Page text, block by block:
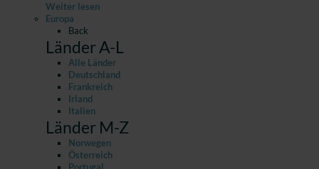
Weiter lesen
Europa
Back
Länder A-L
Alle Länder
Deutschland
Frankreich
Irland
Italien
Länder M-Z
Norwegen
Österreich